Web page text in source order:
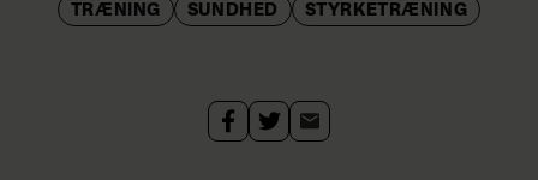
TRÆNING SUNDHED STYRKETRÆNING